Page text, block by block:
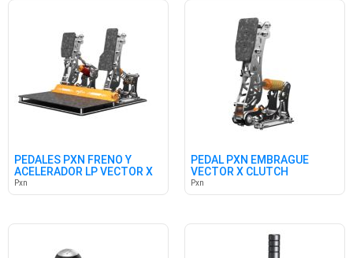
PEDALES PXN FRENO Y
ACELERADOR LP VECTOR X
Pxn
PEDAL PXN EMBRAGUE
VECTOR X CLUTCH
Pxn